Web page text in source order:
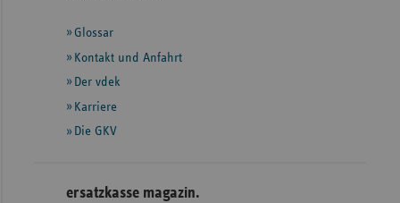
weiteren
Informationen
Glossar
Kontakt und Anfahrt
Der vdek
Karriere
Die GKV
ersatzkasse magazin.